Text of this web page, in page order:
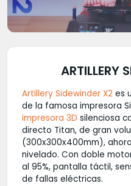
ARTILLERY
Artillery Sidewinder X2 es
de la famosa impresora
impresora 3D silenciosa
directo Titan, de gran
(300x300x400mm),
nivelado. Con doble
al 95%, pantalla táctil,
de fallas eléctricas.